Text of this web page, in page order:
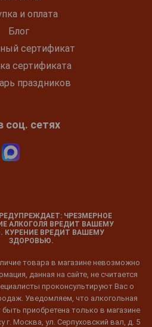
и оплата
Блог
сертификат
сертификата
праздников
соц. сетях
ЧРЕЗМЕРНОЕ
АЛКОГОЛЯ ВРЕДИТ ВАШЕМУ
КУРЕНИЕ ВРЕДИТ ВАШЕМУ
ЗДОРОВЬЮ.
товара в магазине невозможно
данная на сайте, не считается
проконсультируют Вас о
Уведомляем, что алкогольная
приобретена только в магазине
г. Москва, ул. Серпуховский вал, д. 5